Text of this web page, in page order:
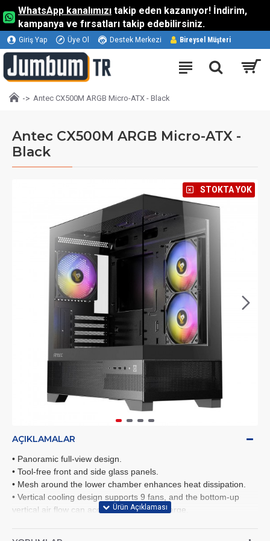
WhatsApp kanalımızı takip eden kazanıyor! İndirim,
kampanya ve fırsatları takip edebilirsiniz.
Giriş Yap Üye Ol Destek Merkezi Bireysel Müşteri
Antec CX500M ARGB Micro-ATX - Black
Antec CX500M ARGB Micro-ATX -
Black
⠀STOKTA YOK
AÇIKLAMALAR
• Panoramic full-view design.
• Tool-free front and side glass panels.
• Mesh around the lower chamber enhances heat dissipation.
• Vertical cooling design supports 9 fans, and the bottom-up
vertical air flow can accelerate heat discharge.